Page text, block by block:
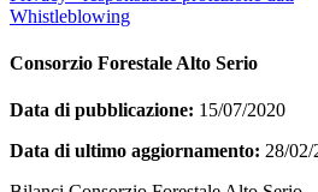
Whistleblowing
Consorzio Forestale Alto Serio
Data di pubblicazione: 15/07/2020
Data di ultimo aggiornamento: 28/02/